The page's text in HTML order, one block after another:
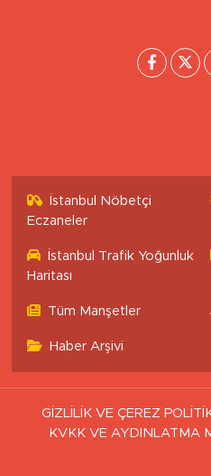
İstanbul Nöbetçi
Eczaneler
İstanbul Trafik Yoğunluk
Haritası
Tüm Manşetler
Haber Arşivi
GİZLİLİK VE ÇEREZ
KVKK VE AYDINLATMA